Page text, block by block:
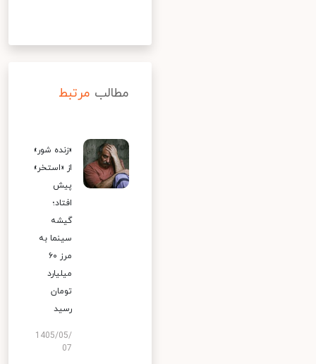
مطالب مرتبط
«زنده شور»
از «استخر»
پیش
افتاد؛
گیشه
سینما به
مرز ۶۰
میلیارد
تومان
رسید
1405/05/
07